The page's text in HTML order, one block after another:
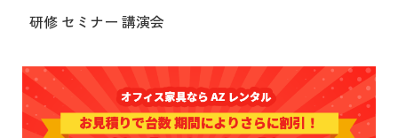
研修 セミナー 講演会